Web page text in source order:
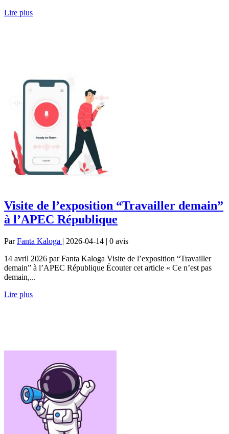
Lire plus
Visite de l’exposition “Travailler demain”
à l’APEC République
ParFanta Kaloga | 2026-04-14 | 0 avis
14 avril 2026 par Fanta Kaloga Visite de l’exposition “Travailler
demain” à l’APEC République Écouter cet article « Ce n’est pas
demain,...
Lire plus